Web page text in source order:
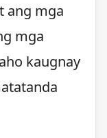
ang mga
mga
kaugnay